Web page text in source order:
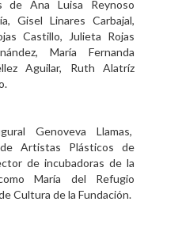
de Ana Luisa Reynoso
Gisel Linares Carbajal,
Castillo, Julieta Rojas
María Fernanda
Aguilar, Ruth Alatríz
Genoveva Llamas,
Artistas Plásticos de
de incubadoras de la
María del Refugio
Cultura de la Fundación.